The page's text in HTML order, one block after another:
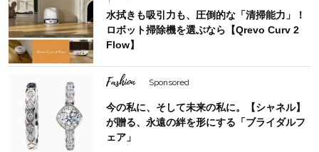
水拭きも吸引力も、圧倒的な「清掃能力」！
ロボット掃除機を選ぶなら【Qrevo Curv 2
Flow】
Fashion Sponsored
今の私に、そして未来の私に。【シャネル】
が贈る、永遠の絆を形にする「ブライダルフ
ェア」